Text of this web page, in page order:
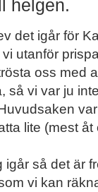
helgen.
det igår för
utanför
oss med
så vi var ju
lite (mest
igår så det är
vi kan